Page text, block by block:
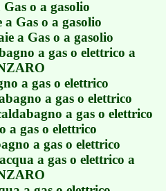
o a gasolio
Gas o a gasolio
a Gas o a gasolio
a gas o elettrico a
a gas o elettrico
a gas o elettrico
a gas o elettrico
a gas o elettrico
a gas o elettrico
a gas o elettrico a